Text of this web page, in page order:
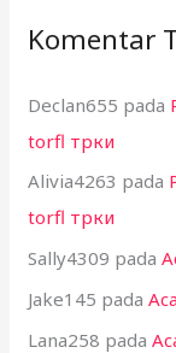
Komentar
Declan655 pada
torfl трки
Alivia4263 pada
torfl трки
Sally4309 pada
Jake145 pada
Lana258 pada